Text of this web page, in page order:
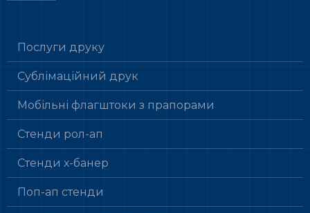
Послуги друку
Сублімаційний друк
Мобільні флагштоки з прапорами
Стенди рол-ап
Стенди х-банер
Поп-ап стенди